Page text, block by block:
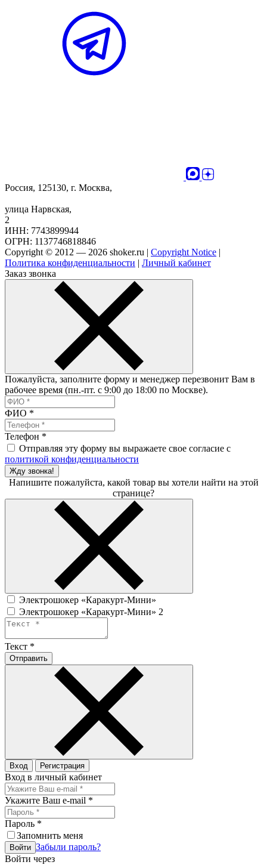
Россия, 125130, г. Москва,
улица Нарвская,
2
ИНН: 7743899944
ОГРН: 1137746818846
Copyright © 2012 — 2026 shoker.ru | Copyright Notice |
Политика конфиденциальности | Личный кабинет
Заказ звонка
Пожалуйста, заполните форму и менеджер перезвонит Вам в
рабочее время (пн.-пт. с 9:00 до 18:00 по Москве).
ФИО *
Телефон *
Отправляя эту форму вы выражаете свое согласие с
политикой конфиденциальности
Жду звонка!
Напишите пожалуйста, какой товар вы хотели найти на этой
странице?
Электрошокер «Каракурт-Мини»
Электрошокер «Каракурт-Мини» 2
Текст *
Отправить
Вход Регистрация
Вход в личный кабинет
Укажите Ваш e-mail *
Пароль *
Запомнить меня
Войти Забыли пароль?
Войти через